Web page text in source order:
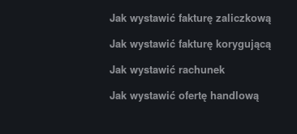
Jak wystawić fakturę zaliczkową
Jak wystawić fakturę korygującą
Jak wystawić rachunek
Jak wystawić ofertę handlową